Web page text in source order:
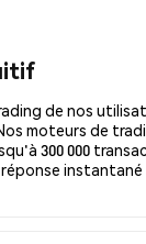
de nos
moteurs de
300 000
instantané